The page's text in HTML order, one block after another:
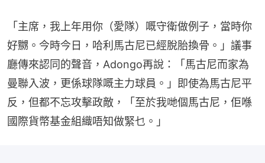
「主席，我上年用你（愛隊）嘅守衛做例子，當時你
好嬲。今時今日，哈利馬古尼已經脫胎換骨。」議事
廳傳來認同的聲音，Adongo再說：「馬古尼而家為
曼聯入波，更係球隊嘅主力球員。」即使為馬古尼平
反，但都不忘攻擊政敵，「至於我哋個馬古尼，佢喺
國際貨幣基金組織唔知做緊乜。」